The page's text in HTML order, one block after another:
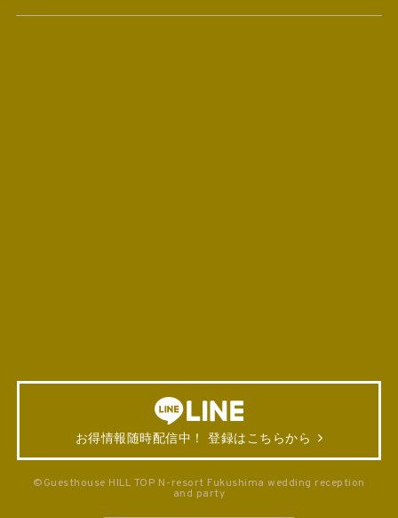
お得情報随時配信中！ 登録はこちらから
©Guesthouse HILL TOP N-resort Fukushima wedding reception
and party